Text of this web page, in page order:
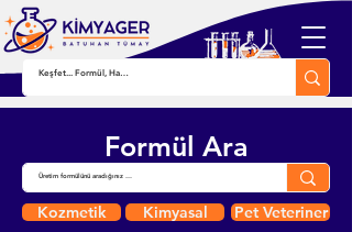
Formül Ara
Kozmetik Kimyasal
Pet Veteriner